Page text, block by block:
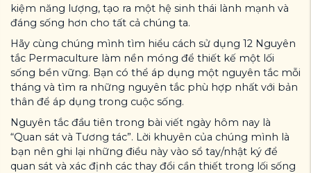
kiệm năng lượng, tạo ra một hệ sinh thái lành mạnh và
đáng sống hơn cho tất cả chúng ta.
Hãy cùng chúng mình tìm hiểu cách sử dụng 12 Nguyên
tắc Permaculture làm nền móng để thiết kế một lối
sống bền vững. Bạn có thể áp dụng một nguyên tắc mỗi
tháng và tìm ra những nguyên tắc phù hợp nhất với bản
thân để áp dụng trong cuộc sống.
Nguyên tắc đầu tiên trong bài viết ngày hôm nay là
“Quan sát và Tương tác”. Lời khuyên của chúng mình là
bạn nên ghi lại những điều này vào sổ tay/nhật ký để
quan sát và xác định các thay đổi cần thiết trong lối sống